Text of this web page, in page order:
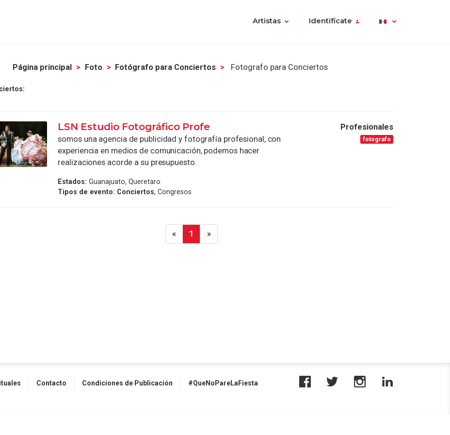
Artistas Identifícate
Página principal Foto Fotógrafo para Conciertos Fotografo para Conciertos
LSN Estudio Fotográfico Profe
somos una agencia de publicidad y fotografía profesional, con
experiencia en medios de comunicación, podemos hacer
realizaciones acorde a su presupuesto.
Estados: Guanajuato, Queretaro
Tipos de evento: Conciertos, Congresos
Profesionales
fotografo
« 1 »
Contacto Condiciones de Publicación #QueNoPareLaFiesta